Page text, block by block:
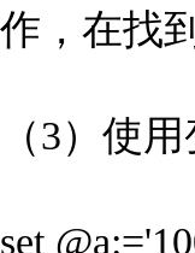
作，在找
（3）使
set